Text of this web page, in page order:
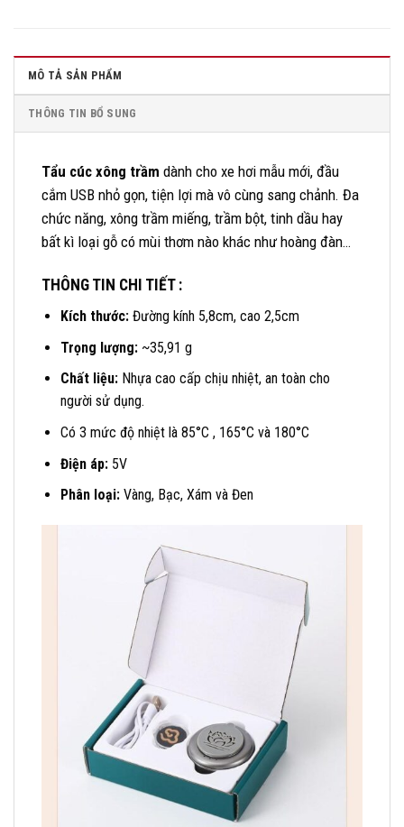
MÔ TẢ SẢN PHẨM
THÔNG TIN BỔ SUNG
Tẩu cúc xông trầm dành cho xe hơi mẫu mới, đầu
cắm USB nhỏ gọn, tiện lợi mà vô cùng sang chảnh. Đa
chức năng, xông trầm miếng, trầm bột, tinh dầu hay
bất kì loại gỗ có mùi thơm nào khác như hoàng đàn…
THÔNG TIN CHI TIẾT :
Kích thước:Đường kính 5,8cm, cao 2,5cm
Trọng lượng:~35,91 g
Chất liệu:Nhựa cao cấp chịu nhiệt, an toàn cho
người sử dụng.
Có 3 mức độ nhiệt là 85°C , 165°C và 180°C
Điện áp:5V
Phân loại:Vàng, Bạc, Xám và Đen